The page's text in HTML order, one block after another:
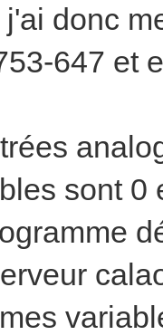
donc
647 et
sont 0